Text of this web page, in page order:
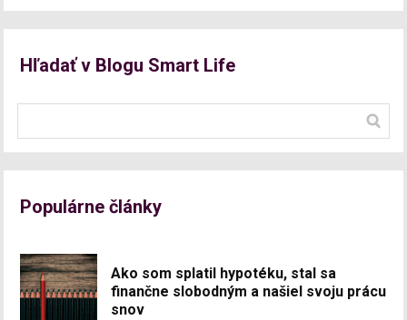
Hľadať v Blogu Smart Life
Populárne články
Ako som splatil hypotéku, stal sa
finančne slobodným a našiel svoju prácu
snov